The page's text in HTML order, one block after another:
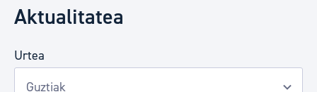
Aktualitatea
Urtea